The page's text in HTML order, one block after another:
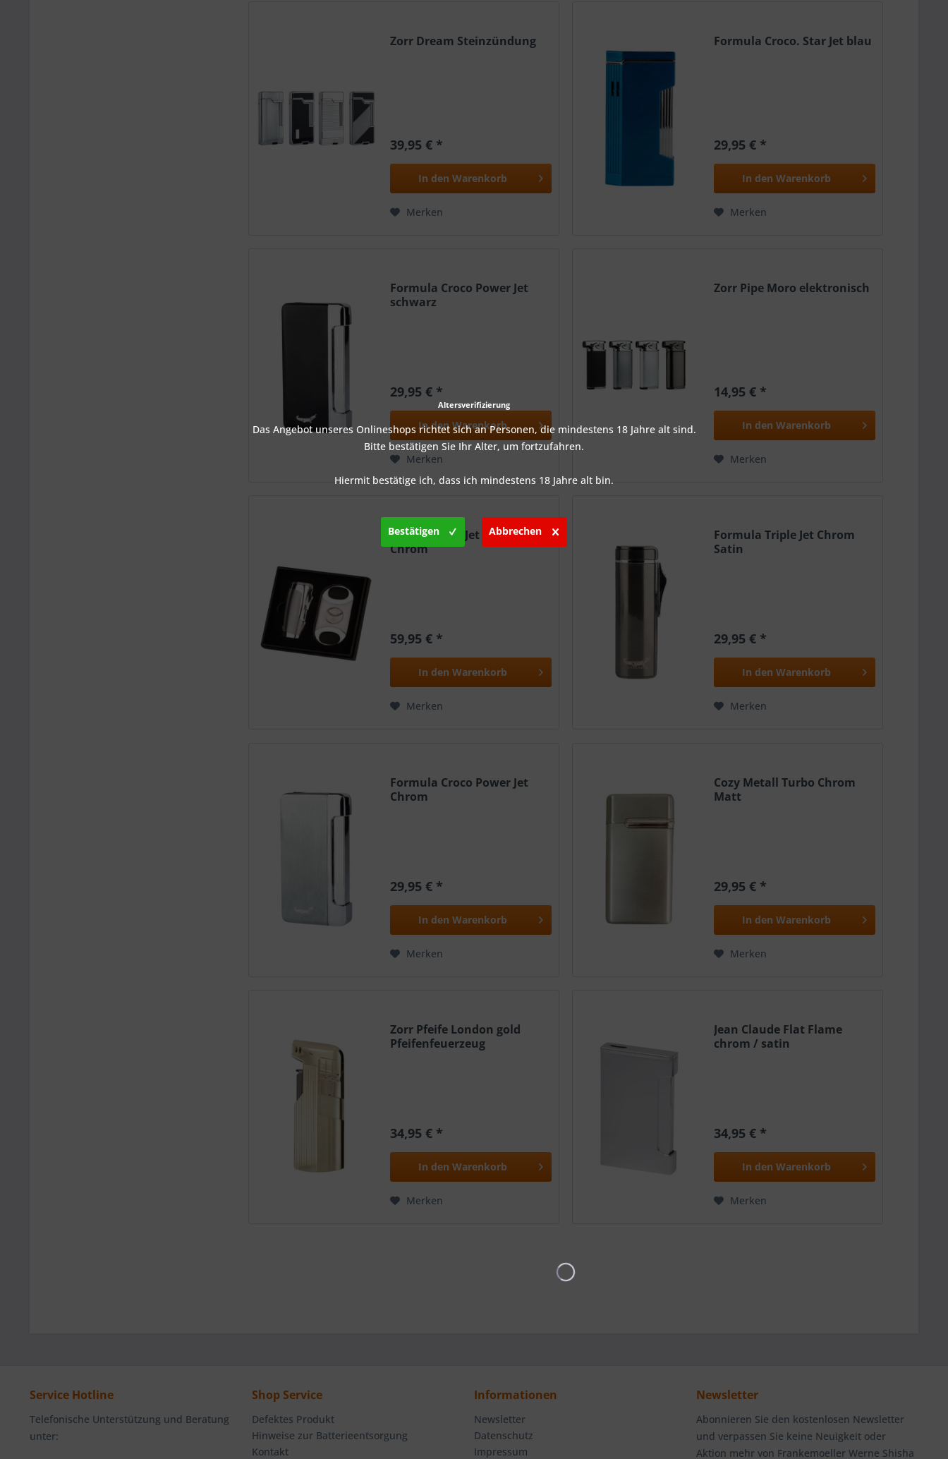
Zorr Dream Steinzündung
39,95 € *
In den Warenkorb
Merken
Formula Croco. Star Jet blau
29,95 € *
In den Warenkorb
Merken
Formula Croco Power Jet
schwarz
29,95 € *
In den Warenkorb
Merken
Zorr Pipe Moro elektronisch
14,95 € *
In den Warenkorb
Merken
Sky Cigar 3er Jet + Cutter
Chrom
59,95 € *
In den Warenkorb
Merken
Formula Triple Jet Chrom
Satin
29,95 € *
In den Warenkorb
Merken
Formula Croco Power Jet
Chrom
29,95 € *
In den Warenkorb
Merken
Cozy Metall Turbo Chrom
Matt
29,95 € *
In den Warenkorb
Merken
Zorr Pfeife London gold
Pfeifenfeuerzeug
34,95 € *
In den Warenkorb
Merken
Jean Claude Flat Flame
chrom / satin
34,95 € *
In den Warenkorb
Merken
Service Hotline
Telefonische Unterstützung und Beratung
unter:
Shop Service
Defektes Produkt
Hinweise zur Batterieentsorgung
Kontakt
Informationen
Newsletter
Datenschutz
Impressum
Newsletter
Abonnieren Sie den kostenlosen Newsletter
und verpassen Sie keine Neuigkeit oder
Aktion mehr von Frankemoeller Werne Shisha
Altersverifizierung
Das Angebot unseres Onlineshops richtet sich an Personen, die mindestens 18 Jahre alt sind.
Bitte bestätigen Sie Ihr Alter, um fortzufahren.
Hiermit bestätige ich, dass ich mindestens 18 Jahre alt bin.
Bestätigen Abbrechen